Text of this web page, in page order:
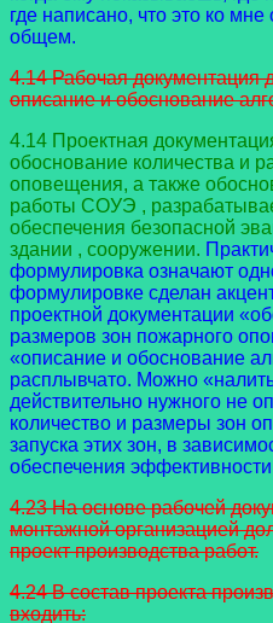
где написано, что это ко
общем.
4.14 Рабочая документация
описание и обоснование
4.14 Проектная
обоснование количества и
оповещения, а также
работы СОУЭ ,
обеспечения безопасной
здании , сооружении.
формулировка означают
формулировке сделан
проектной документации
размеров зон пожарного
«описание и обоснование
расплывчато. Можно
действительно нужного не
количество и размеры зон
запуска этих зон, в
обеспечения
4.23 На основе рабочей
монтажной организацией
проект производства работ.
4.24 В состав проекта
входить: